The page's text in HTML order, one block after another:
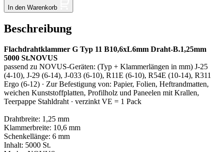
In den Warenkorb
Beschreibung
Flachdrahtklammer G Typ 11 B10,6xL6mm Draht-B.1,25mm
5000 St.NOVUS
passend zu NOVUS-Geräten: (Typ + Klammerlängen in mm) J-25
(4-10), J-29 (6-14), J-033 (6-10), R11E (6-10), R54E (10-14), R311
Ergo (6-12) · Zur Befestigung von: Papier, Folien, Heftrandmatten,
weichen Kunststoffplatten, Profilholz und Paneelen mit Krallen,
Teerpappe Stahldraht · verzinkt VE = 1 Pack
Drahtbreite: 1,25 mm
Klammerbreite: 10,6 mm
Schenkellänge: 6 mm
Inhalt: 5000 St.